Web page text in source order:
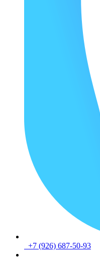
+7 (926) 687-50-93